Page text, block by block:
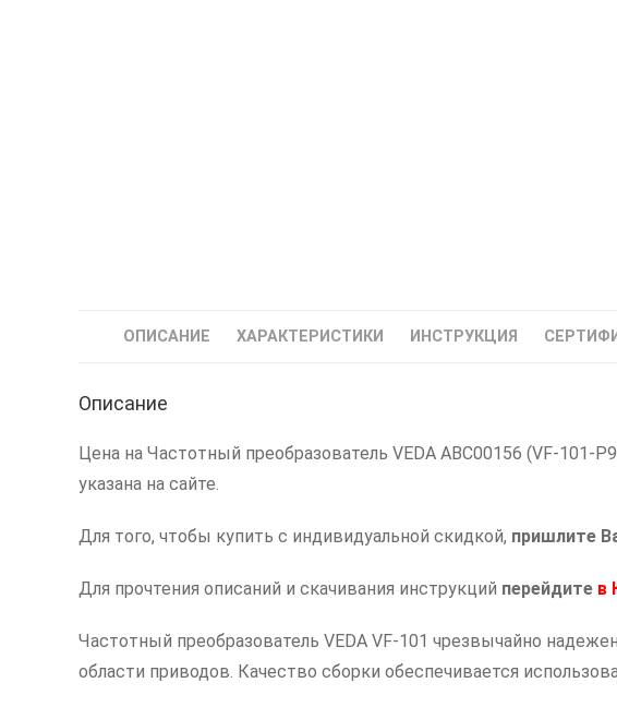
ОПИСАНИЕ ХАРАКТЕРИСТИКИ ИНСТРУКЦИЯ
Описание
Цена на Частотный преобразователь VEDA ABC00156 (VF-101-
указана на сайте.
Для того, чтобы купить с индивидуальной скидкой, пришлите
Для прочтения описаний и скачивания инструкций перейдите в
Частотный преобразователь VEDA VF-101 чрезвычайно
области приводов. Качество сборки обеспечивается